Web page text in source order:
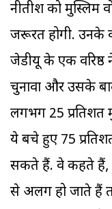
नीतीश को मुस्लिम
जरूरत होगी. उनके
जेडीयू के एक वरिष्ठ
चुनावों और उसके
लगभग 25 प्रतिशत
ये बचे हुए 75
सकते हैं. वे कहते हैं,
से अलग हो जाते हैं